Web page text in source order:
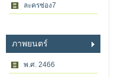
ละครช่อง7
ภาพยนตร์
พ.ศ. 2466